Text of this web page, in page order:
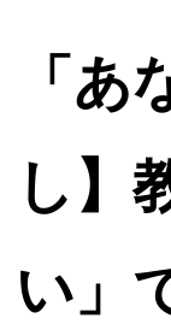
「あ
し】
い」